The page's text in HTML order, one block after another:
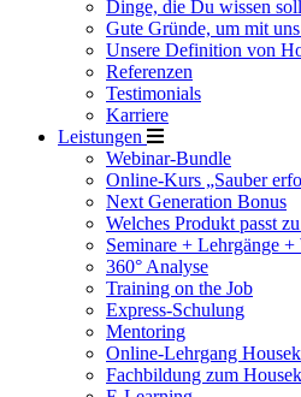
Dinge, die Du wissen
Gute Gründe, um mit
Unsere Definition von
Referenzen
Testimonials
Karriere
Leistungen
Webinar-Bundle
Online-Kurs „Sauber
Next Generation Bonus
Welches Produkt passt
Seminare + Lehrgänge
360° Analyse
Training on the Job
Express-Schulung
Mentoring
Online-Lehrgang
Fachbildung zum